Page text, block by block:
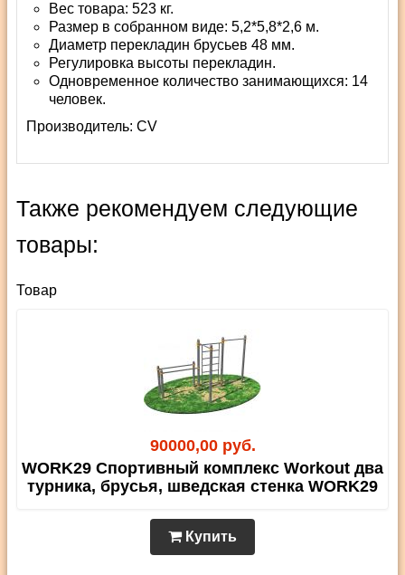
Вес товара: 523 кг.
Размер в собранном виде: 5,2*5,8*2,6 м.
Диаметр перекладин брусьев 48 мм.
Регулировка высоты перекладин.
Одновременное количество занимающихся: 14
человек.
Производитель: СV
Также рекомендуем следующие
товары:
Товар
90000,00 руб.
WORK29 Спортивный комплекс Workout два
турника, брусья, шведская стенка WORK29
Купить